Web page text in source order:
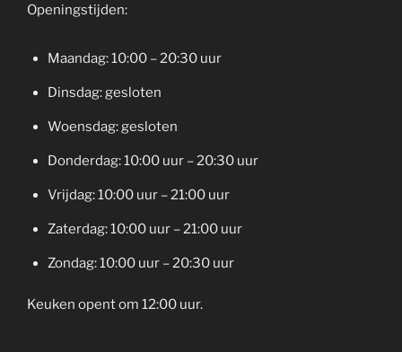
Openingstijden:
Maandag: 10:00 – 20:30 uur
Dinsdag: gesloten
Woensdag: gesloten
Donderdag: 10:00 uur – 20:30 uur
Vrijdag: 10:00 uur – 21:00 uur
Zaterdag: 10:00 uur – 21:00 uur
Zondag: 10:00 uur – 20:30 uur
Keuken opent om 12:00 uur.